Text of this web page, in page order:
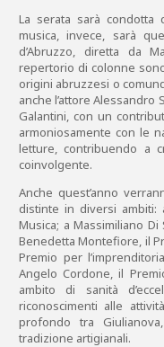
La serata sarà condotta
musica, invece, sarà
d’Abruzzo, diretta da
repertorio di colonne
origini abruzzesi o
anche l’attore Alessandro
Galantini, con un
armoniosamente con le
letture, contribuendo a
coinvolgente.
Anche quest’anno
distinte in diversi ambiti:
Musica; a Massimiliano
Benedetta Montefiore, il
Premio per
Angelo Cordone, il
ambito di sanità
riconoscimenti alle
profondo tra
tradizione artigianali.